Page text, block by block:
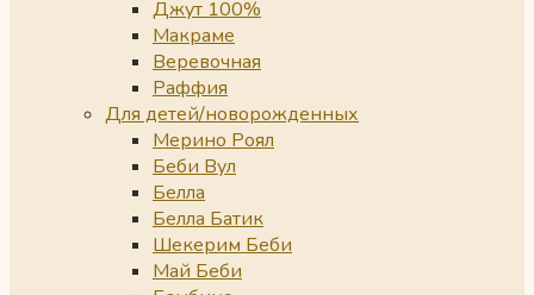
Джут 100%
Макраме
Веревочная
Раффия
Для детей/новорожденных
Мерино Роял
Беби Вул
Белла
Белла Батик
Шекерим Беби
Май Беби